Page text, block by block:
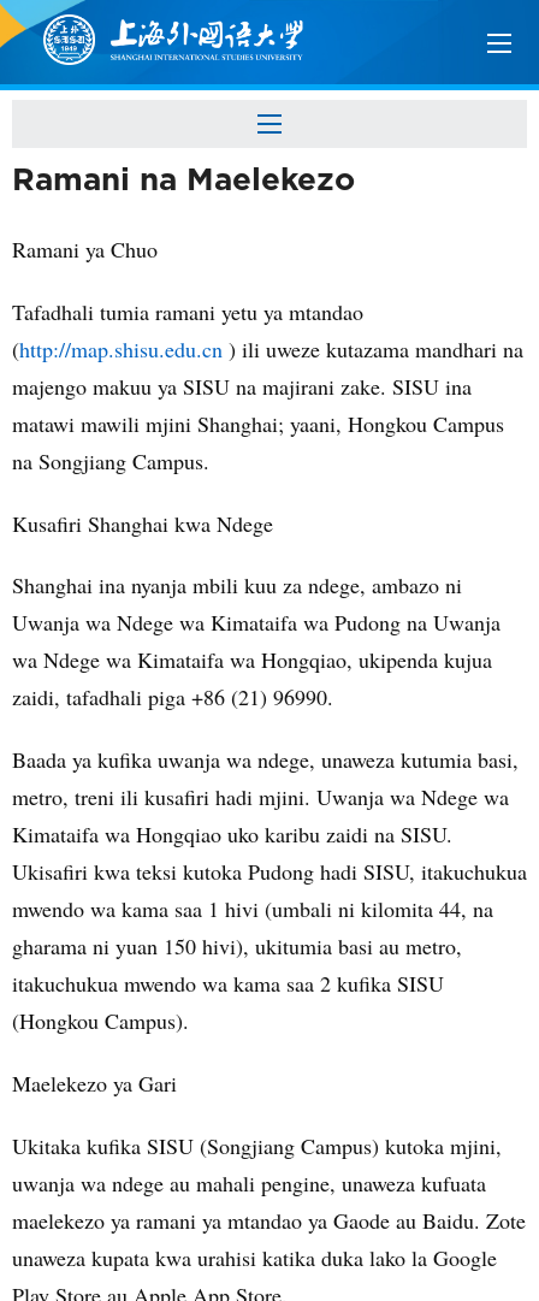
Ramani na Maelekezo
Ramani ya Chuo
Tafadhali tumia ramani yetu ya mtandao
(http://map.shisu.edu.cn ) ili uweze kutazama mandhari na
majengo makuu ya SISU na majirani zake. SISU ina
matawi mawili mjini Shanghai; yaani, Hongkou Campus
na Songjiang Campus.
Kusafiri Shanghai kwa Ndege
Shanghai ina nyanja mbili kuu za ndege, ambazo ni
Uwanja wa Ndege wa Kimataifa wa Pudong na Uwanja
wa Ndege wa Kimataifa wa Hongqiao, ukipenda kujua
zaidi, tafadhali piga +86 (21) 96990.
Baada ya kufika uwanja wa ndege, unaweza kutumia basi,
metro, treni ili kusafiri hadi mjini. Uwanja wa Ndege wa
Kimataifa wa Hongqiao uko karibu zaidi na SISU.
Ukisafiri kwa teksi kutoka Pudong hadi SISU, itakuchukua
mwendo wa kama saa 1 hivi (umbali ni kilomita 44, na
gharama ni yuan 150 hivi), ukitumia basi au metro,
itakuchukua mwendo wa kama saa 2 kufika SISU
(Hongkou Campus).
Maelekezo ya Gari
Ukitaka kufika SISU (Songjiang Campus) kutoka mjini,
uwanja wa ndege au mahali pengine, unaweza kufuata
maelekezo ya ramani ya mtandao ya Gaode au Baidu. Zote
unaweza kupata kwa urahisi katika duka lako la Google
Play Store au Apple App Store.